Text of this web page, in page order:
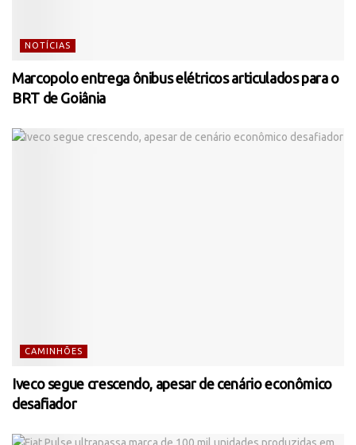
NOTÍCIAS
Marcopolo entrega ônibus elétricos articulados para o
BRT de Goiânia
CAMINHÕES
Iveco segue crescendo, apesar de cenário econômico
desafiador